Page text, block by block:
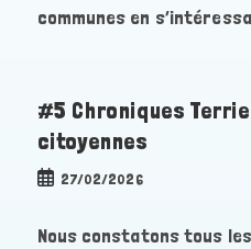
communes en
#5 Chroniques
citoyennes
Publication
27/02/2026
Nous constatons tous